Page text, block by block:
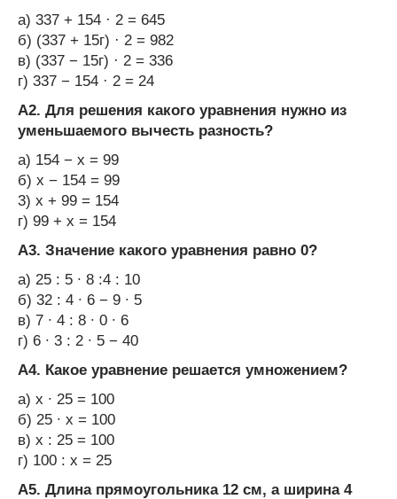
а) 337 + 154 · 2 = 645
б) (337 + 15г) · 2 = 982
в) (337 − 15г) · 2 = 336
г) 337 − 154 · 2 = 24
А2. Для решения какого уравнения нужно из
уменьшаемого вычесть разность?
а) 154 − х = 99
б) х − 154 = 99
3) х + 99 = 154
г) 99 + х = 154
А3. Значение какого уравнения равно 0?
а) 25 : 5 ∙ 8 :4 : 10
б) 32 : 4 ∙ 6 − 9 ∙ 5
в) 7 ∙ 4 : 8 ∙ 0 ∙ 6
г) 6 ∙ 3 : 2 ∙ 5 − 40
А4. Какое уравнение решается умножением?
а) х ∙ 25 = 100
б) 25 ∙ х = 100
в) х : 25 = 100
г) 100 : х = 25
А5. Длина прямоугольника 12 см, а ширина 4